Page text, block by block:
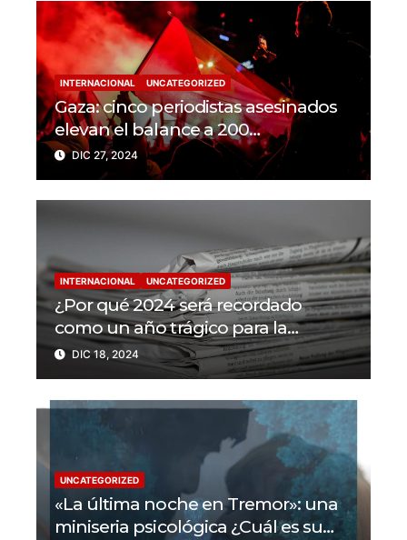
INTERNACIONAL UNCATEGORIZED
Gaza: cinco periodistas asesinados
elevan el balance a 200
trabajadores de la prensa muertos
en 2024
DIC 27, 2024
INTERNACIONAL UNCATEGORIZED
¿Por qué 2024 será recordado
como un año trágico para la
libertad de prensa? Un tercio de los
periodistas asesinados por Israel
DIC 18, 2024
UNCATEGORIZED
«La última noche en Tremor»: una
miniseria psicológica ¿Cuál es su